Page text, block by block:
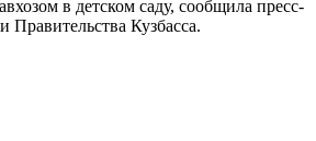
в детском саду, сообщила пресс-
Правительства Кузбасса.